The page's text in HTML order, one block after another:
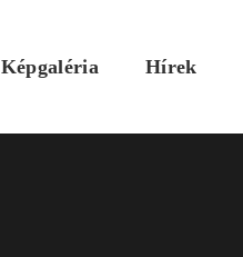
Képgaléria Hírek